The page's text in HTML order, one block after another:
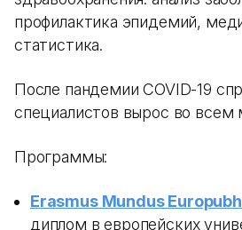
профилактика эпидемий,
статистика.
После пандемии COVID-19
специалистов вырос во всем
Программы:
Erasmus Mundus
диплом в европейских